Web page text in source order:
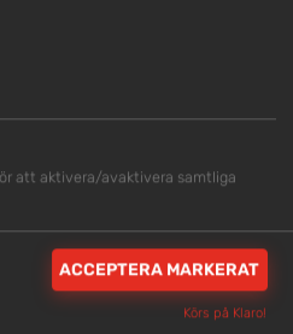
är experter inom
utbud
maskinpark med hög
att aktivera/avaktivera samtliga
ACCEPTERA MARKERAT
Körs på Klaro!